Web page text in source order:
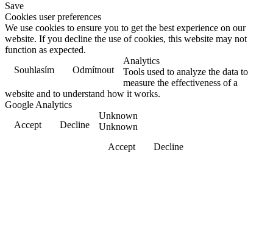
Save
Cookies user preferences
We use cookies to ensure you to get the best experience on our
website. If you decline the use of cookies, this website may not
function as expected.
Souhlasím
Odmítnout
Analytics
Tools used to analyze the data to
measure the effectiveness of a
website and to understand how it works.
Google Analytics
Accept
Decline
Unknown
Unknown
Accept
Decline